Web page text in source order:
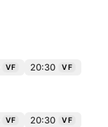
VF 20:30 VF
VF 20:30 VF